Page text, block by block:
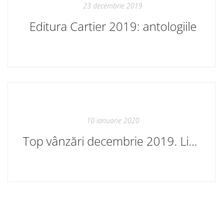
23 decembrie 2019
Editura Cartier 2019: antologiile
10 ianuarie 2020
Top vânzări decembrie 2019. Librăriile Cartier